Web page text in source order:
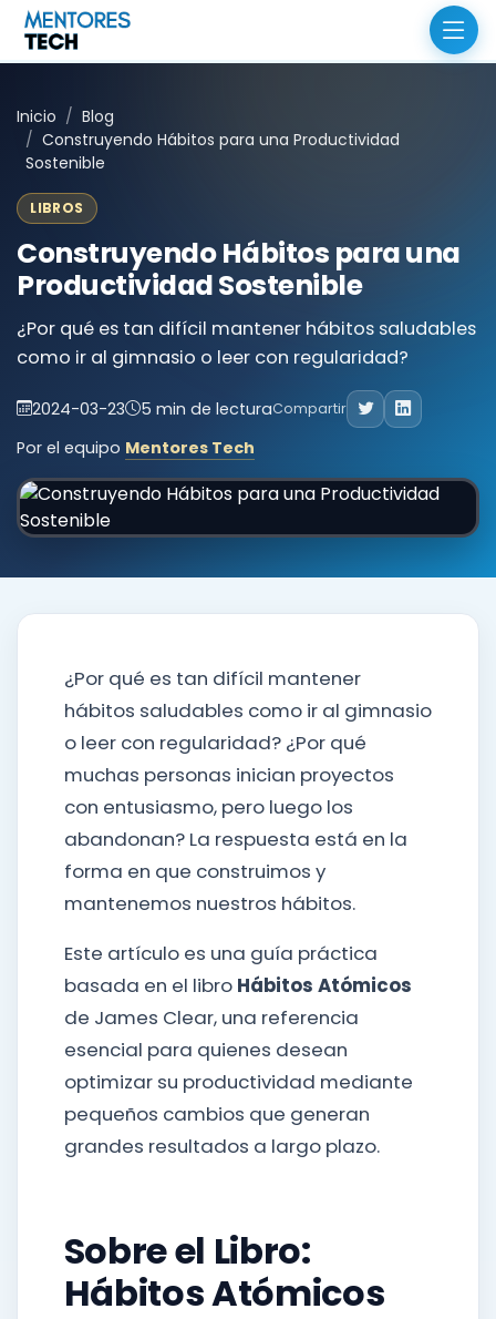
Inicio
Blog
Construyendo Hábitos para una Productividad
Sostenible
LIBROS
Construyendo Hábitos para una
Productividad Sostenible
¿Por qué es tan difícil mantener hábitos saludables
como ir al gimnasio o leer con regularidad?
2024-03-23 5 min de lecturaCompartir
Por el equipo Mentores Tech
¿Por qué es tan difícil mantener
hábitos saludables como ir al gimnasio
o leer con regularidad? ¿Por qué
muchas personas inician proyectos
con entusiasmo, pero luego los
abandonan? La respuesta está en la
forma en que construimos y
mantenemos nuestros hábitos.
Este artículo es una guía práctica
basada en el libro Hábitos Atómicos
de James Clear, una referencia
esencial para quienes desean
optimizar su productividad mediante
pequeños cambios que generan
grandes resultados a largo plazo.
Sobre el Libro:
Hábitos Atómicos